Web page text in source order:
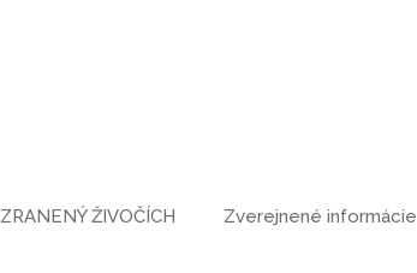
ZRANENÝ ŽIVOČÍCH Zverejnené informácie